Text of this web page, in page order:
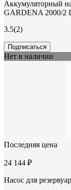
Аккумуляторный
GARDENA 2000/2
3.5(2)
Подписаться
Нет в наличии
Последняя цена
24 144 ₽
Насос для